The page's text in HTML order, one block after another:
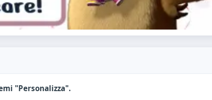
"Personalizza".